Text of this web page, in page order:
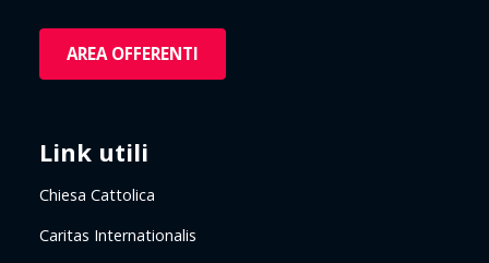
AREA OFFERENTI
Link utili
Chiesa Cattolica
Caritas Internationalis